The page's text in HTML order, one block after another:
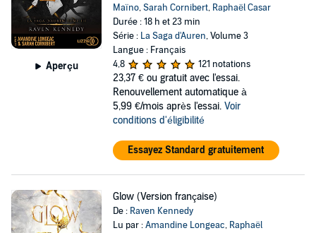
Aperçu
Maïno,Sarah Cornibert, Raphaël Casar
Durée : 18 h et 23 min
Série : La Saga d'Auren, Volume 3
Langue : Français
4,8
121 notations
23,37 € ou gratuit avec l'essai.
Renouvellement automatique à
5,99 €/mois après l'essai. Voir
conditions d'éligibilité
Essayez Standard gratuitement
Glow (Version française)
De : Raven Kennedy
Lu par :Amandine Longeac, Raphaël